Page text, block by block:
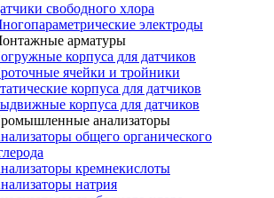
свободного хлора
электроды
арматуры
корпуса для датчиков
ячейки и тройники
корпуса для датчиков
корпуса для датчиков
анализаторы
общего органического
кремнекислоты
натрия